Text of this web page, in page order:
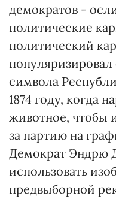
демократов -
политические
политический
популяризировал
символа
1874 году, когда
животное, чтобы
за партию на
Демократ Эндрю
использовать
предвыборной